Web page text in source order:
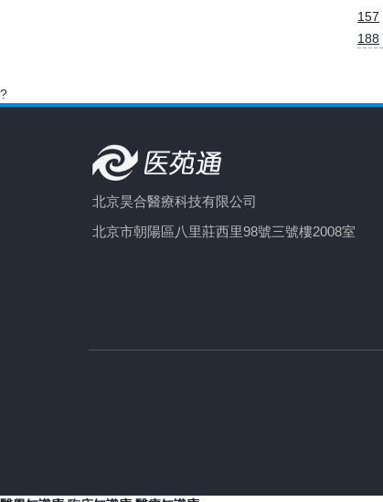
157
188
?
北京昊合醫療科技有限公司
北京市朝陽區八里莊西里98號三號樓2008室